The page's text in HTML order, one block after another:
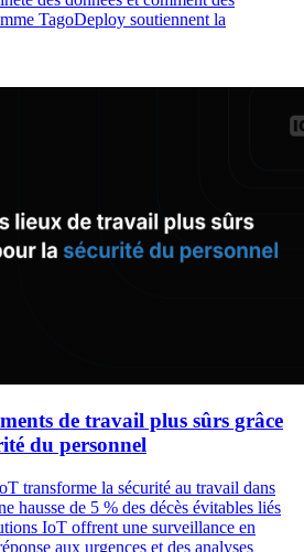
TagoDeploy soutiennent la
de travail plus sûrs grâce
du personnel
transforme la sécurité au travail dans
hausse de 5 % des décès évitables liés
IoT offrent une surveillance en
aux urgences et des analyses